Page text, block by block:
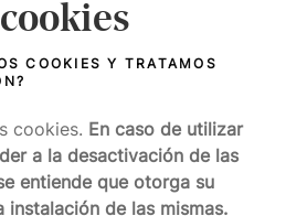
COOKIES Y TRATAMOS
cookies. En caso de utilizar
a la desactivación de las
entiende que otorga su
de las mismas.